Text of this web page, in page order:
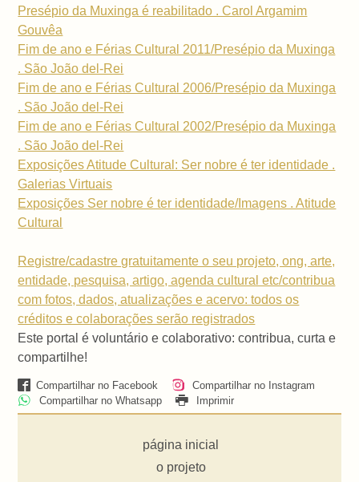
Presépio da Muxinga é reabilitado . Carol Argamim
Gouvêa
Fim de ano e Férias Cultural 2011/Presépio da Muxinga
. São João del-Rei
Fim de ano e Férias Cultural 2006/Presépio da Muxinga
. São João del-Rei
Fim de ano e Férias Cultural 2002/Presépio da Muxinga
. São João del-Rei
Exposições Atitude Cultural: Ser nobre é ter identidade .
Galerias Virtuais
Exposições Ser nobre é ter identidade/Imagens . Atitude
Cultural
Registre/cadastre gratuitamente o seu projeto, ong, arte,
entidade, pesquisa, artigo, agenda cultural etc/contribua
com fotos, dados, atualizações e acervo: todos os
créditos e colaborações serão registrados
Este portal é voluntário e colaborativo: contribua, curta e
compartilhe!
Compartilhar no Facebook
Compartilhar no Instagram
Compartilhar no Whatsapp
Imprimir
página inicial
o projeto